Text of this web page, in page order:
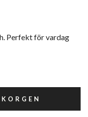
Perfekt för vardag